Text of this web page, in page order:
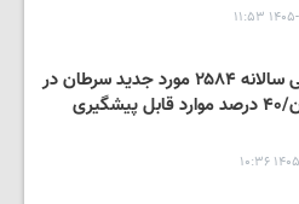
۱۱:۵۳
شناسایی سالانه ۲۵۸۴ مورد جدید سرطان در
کردستان/۴۰ درصد موارد قابل پیشگیری
۱۰:۳۶